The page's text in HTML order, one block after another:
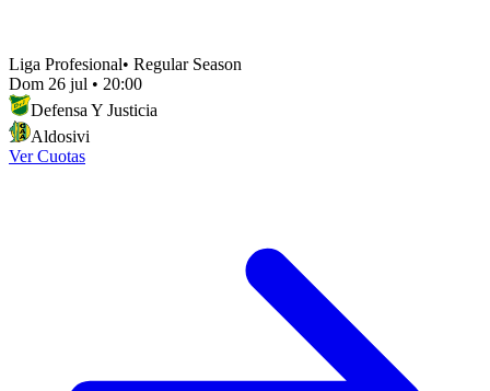
Liga Profesional• Regular Season
Dom 26 jul • 20:00
Defensa Y Justicia
Aldosivi
Ver Cuotas